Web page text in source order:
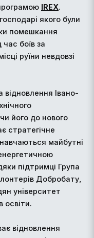
IREX.
якого були
помешкання
боїв за
руїни невдовзі
Івано-
його до нового
стратегічне
майбутні
підтримці Група
Добробату,
університет
освіти.
відновлення